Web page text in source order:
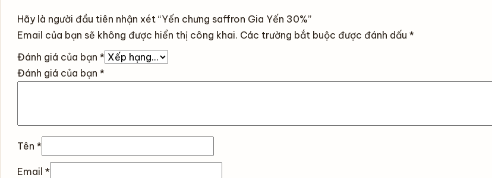
Hãy là người đầu tiên nhận xét “Yến chưng saffron Gia Yến 30%”
Email của bạn sẽ không được hiển thị công khai. Các trường bắt buộc được đánh dấu *
Đánh giá của bạn *
Đánh giá của bạn *
Tên *
Email *